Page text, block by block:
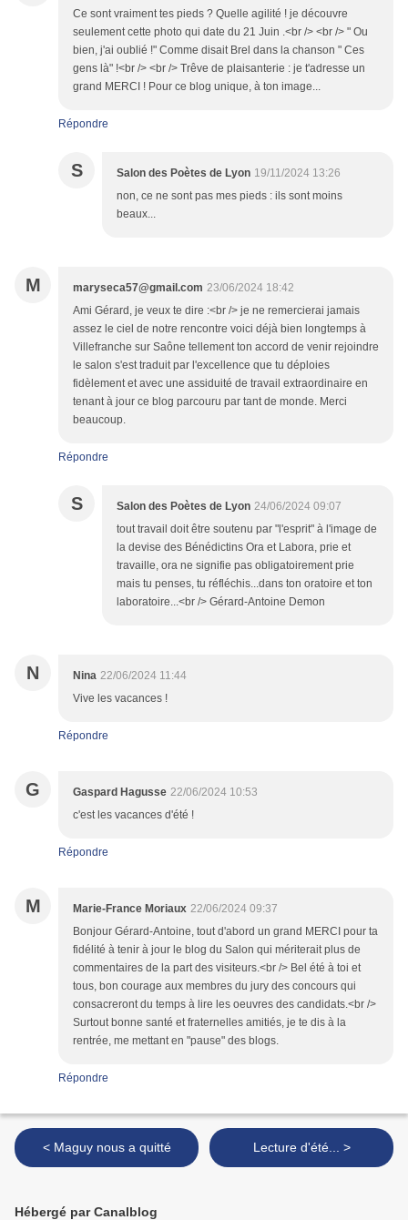
Ce sont vraiment tes pieds ? Quelle agilité ! je découvre
seulement cette photo qui date du 21 Juin .<br /> <br /> " Ou
bien, j'ai oublié !" Comme disait Brel dans la chanson " Ces
gens là" !<br /> <br /> Trêve de plaisanterie : je t'adresse un
grand MERCI ! Pour ce blog unique, à ton image...
Répondre
S Salon des Poètes de Lyon 19/11/2024 13:26
non, ce ne sont pas mes pieds : ils sont moins
beaux...
M maryseca57@gmail.com 23/06/2024 18:42
Ami Gérard, je veux te dire :<br /> je ne remercierai jamais
assez le ciel de notre rencontre voici déjà bien longtemps à
Villefranche sur Saône tellement ton accord de venir rejoindre
le salon s'est traduit par l'excellence que tu déploies
fidèlement et avec une assiduité de travail extraordinaire en
tenant à jour ce blog parcouru par tant de monde. Merci
beaucoup.
Répondre
S Salon des Poètes de Lyon 24/06/2024 09:07
tout travail doit être soutenu par "l'esprit" à l'image de
la devise des Bénédictins Ora et Labora, prie et
travaille, ora ne signifie pas obligatoirement prie
mais tu penses, tu réfléchis...dans ton oratoire et ton
laboratoire...<br /> Gérard-Antoine Demon
N Nina 22/06/2024 11:44
Vive les vacances !
Répondre
G Gaspard Hagusse 22/06/2024 10:53
c'est les vacances d'été !
Répondre
M Marie-France Moriaux 22/06/2024 09:37
Bonjour Gérard-Antoine, tout d'abord un grand MERCI pour ta
fidélité à tenir à jour le blog du Salon qui mériterait plus de
commentaires de la part des visiteurs.<br /> Bel été à toi et
tous, bon courage aux membres du jury des concours qui
consacreront du temps à lire les oeuvres des candidats.<br />
Surtout bonne santé et fraternelles amitiés, je te dis à la
rentrée, me mettant en "pause" des blogs.
Répondre
< Maguy nous a quitté Lecture d'été... >
Hébergé par Canalblog